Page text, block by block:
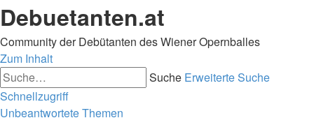
Debuetanten.at
Community der Debütanten des Wiener Opernballes
Zum Inhalt
Suche Erweiterte Suche
Schnellzugriff
Unbeantwortete Themen